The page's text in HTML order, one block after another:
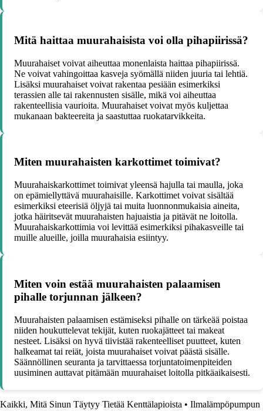
Mitä haittaa muurahaisista voi olla pihapiirissä?
Muurahaiset voivat aiheuttaa monenlaista haittaa pihapiirissä.
Ne voivat vahingoittaa kasveja syömällä niiden juuria tai lehtiä.
Lisäksi muurahaiset voivat rakentaa pesiään esimerkiksi
terassien alle tai rakennusten sisälle, mikä voi aiheuttaa
rakenteellisia vaurioita. Muurahaiset voivat myös kuljettaa
mukanaan bakteereita ja saastuttaa ruokatarvikkeita.
Miten muurahaisten karkottimet toimivat?
Muurahaiskarkottimet toimivat yleensä hajulla tai maulla, joka
on epämiellyttävä muurahaisille. Karkottimet voivat sisältää
esimerkiksi eteerisiä öljyjä tai muita luonnonmukaisia aineita,
jotka häiritsevät muurahaisten hajuaistia ja pitävät ne loitolla.
Muurahaiskarkottimia voi levittää esimerkiksi pihakasveille tai
muille alueille, joilla muurahaisia esiintyy.
Miten voin estää muurahaisten palaamisen
pihalle torjunnan jälkeen?
Muurahaisten palaamisen estämiseksi pihalle on tärkeää poistaa
niiden houkuttelevat tekijät, kuten ruokajätteet tai makeat
nesteet. Lisäksi on hyvä tiivistää rakenteelliset puutteet, kuten
halkeamat tai reiät, joista muurahaiset voivat päästä sisälle.
Säännöllinen seuranta ja tarvittaessa torjuntatoimenpiteiden
uusiminen auttavat pitämään muurahaiset loitolla pitkäaikaisesti.
Kaikki, Mitä Sinun Täytyy Tietää Kenttälapioista • Ilmalämpöpumpun